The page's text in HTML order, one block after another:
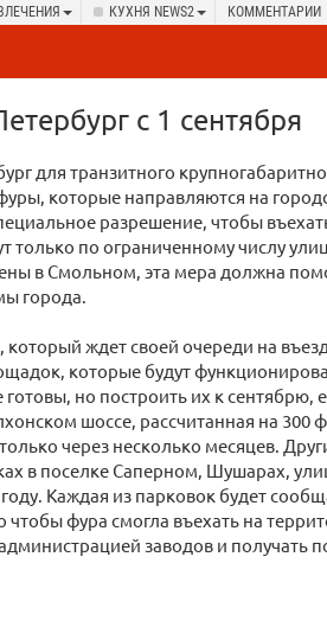
КУХНЯ NEWS2 КОММЕНТАРИИ
с 1 сентября
для транзитного
которые направляются на
разрешение, чтобы
только по ограниченному числу
в Смольном, эта мера должна
города.
ждет своей очереди на
которые будут
но построить их к сентябрю,
шоссе, рассчитанная на 300
через несколько месяцев.
в поселке Саперном, Шушарах,
Каждая из парковок будет
фура смогла въехать на
заводов и получать